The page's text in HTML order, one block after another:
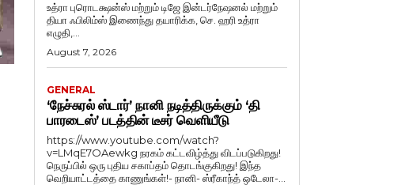
உத்ரா புரொடக்ஷன்ஸ் மற்றும் டிஜே இன்டர்நேஷனல் மற்றும்
தியா ஃபிலிம்ஸ் இணைந்து தயாரிக்க, செ. ஹரி உத்ரா
எழுதி,...
August 7, 2026
GENERAL
‘நேச்சுரல் ஸ்டார்’ நானி நடித்திருக்கும் ‘தி
பாரடைஸ்’ படத்தின் டீசர் வெளியீடு
https://www.youtube.com/watch?
v=LMqE7OAewkg நரகம் கட்டவிழ்த்து விடப்படுகிறது!
நெருப்பில் ஒரு புதிய சகாப்தம் தொடங்குகிறது! இந்த
வெறியாட்டத்தை காணுங்கள்!- நானி- ஸ்ரீகாந்த் ஒடேலா-...